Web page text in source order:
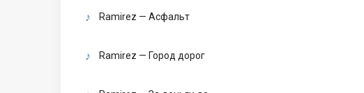
Ramirez — Асфальт
Ramirez — Город дорог